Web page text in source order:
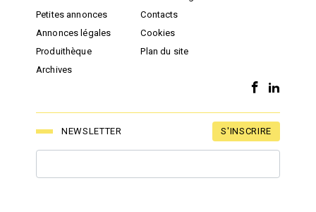
Petites annonces
Annonces légales
Produithèque
Archives
Contacts
Cookies
Plan du site
NEWSLETTER S'INSCRIRE